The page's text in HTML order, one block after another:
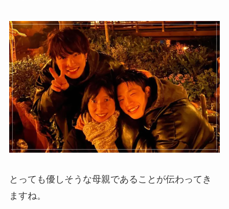
とっても優しそうな母親であることが伝わってき
ますね。